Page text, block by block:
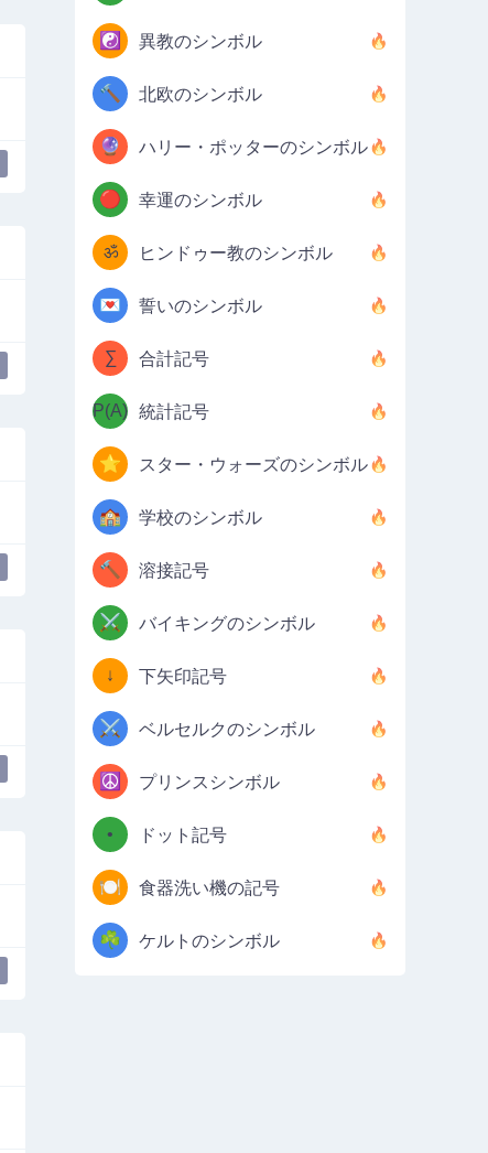
☯️ 異教のシンボル
🔨 北欧のシンボル
🔮 ハリー・ポッターのシンボル
🔴 幸運のシンボル
ॐ ヒンドゥー教のシンボル
💌 誓いのシンボル
∑ 合計記号
P(A) 統計記号
⭐ スター・ウォーズのシンボル
🏫 学校のシンボル
🔨 溶接記号
⚔️ バイキングのシンボル
↓ 下矢印記号
⚔️ ベルセルクのシンボル
☮️ プリンスシンボル
• ドット記号
🍽️ 食器洗い機の記号
☘️ ケルトのシンボル